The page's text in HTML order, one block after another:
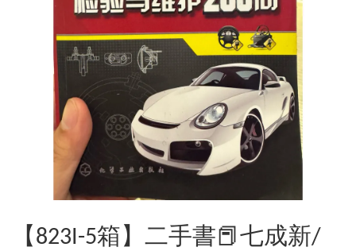
【823I-5箱】二手書📕七成新/